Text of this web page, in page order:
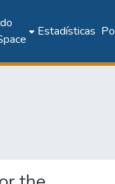
Estadísticas